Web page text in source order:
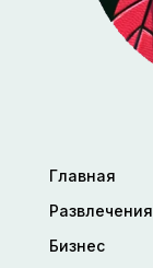
Главная
Развлечения
Бизнес